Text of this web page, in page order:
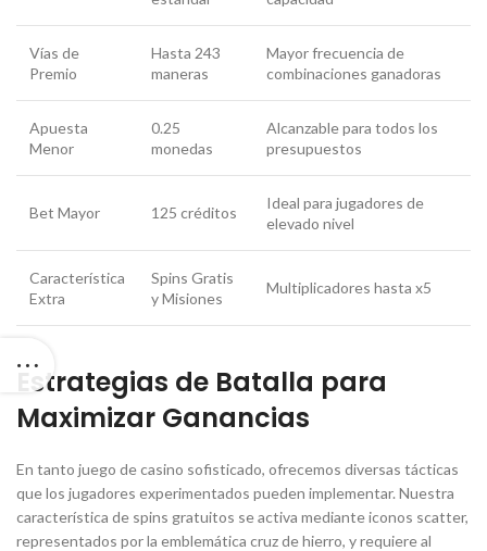
Vías de
Premio
Hasta 243
maneras
Mayor frecuencia de
combinaciones ganadoras
Apuesta
Menor
0.25
monedas
Alcanzable para todos los
presupuestos
Bet Mayor 125 créditos
Ideal para jugadores de
elevado nivel
Característica
Extra
Spins Gratis
y Misiones
Multiplicadores hasta x5
Estrategias de Batalla para
Maximizar Ganancias
En tanto juego de casino sofisticado, ofrecemos diversas tácticas
que los jugadores experimentados pueden implementar. Nuestra
característica de spins gratuitos se activa mediante iconos scatter,
representados por la emblemática cruz de hierro, y requiere al